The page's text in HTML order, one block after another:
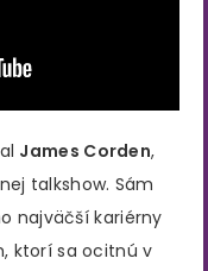
James Corden,
talkshow. Sám
najväčší kariérny
ktorí sa ocitnú v